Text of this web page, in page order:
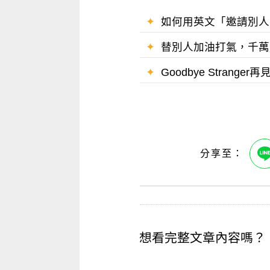
✦ 如何用英文「邀請別
✦ 替別人加油打氣，千
✦ Goodbye Stranger再
想看完整文章內容嗎？